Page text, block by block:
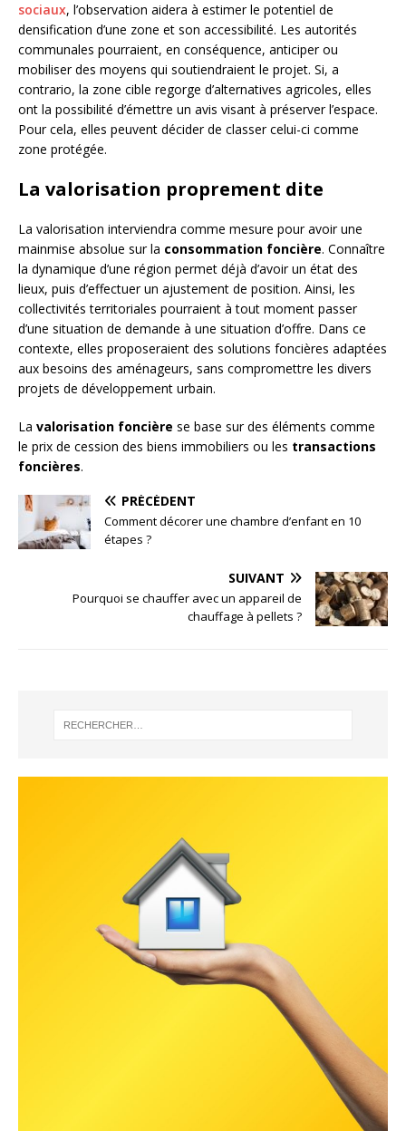
sociaux, l’observation aidera à estimer le potentiel de
densification d’une zone et son accessibilité. Les autorités
communales pourraient, en conséquence, anticiper ou
mobiliser des moyens qui soutiendraient le projet. Si, a
contrario, la zone cible regorge d’alternatives agricoles, elles
ont la possibilité d’émettre un avis visant à préserver l’espace.
Pour cela, elles peuvent décider de classer celui-ci comme
zone protégée.
La valorisation proprement dite
La valorisation interviendra comme mesure pour avoir une
mainmise absolue sur la consommation foncière. Connaître
la dynamique d’une région permet déjà d’avoir un état des
lieux, puis d’effectuer un ajustement de position. Ainsi, les
collectivités territoriales pourraient à tout moment passer
d’une situation de demande à une situation d’offre. Dans ce
contexte, elles proposeraient des solutions foncières adaptées
aux besoins des aménageurs, sans compromettre les divers
projets de développement urbain.
La valorisation foncière se base sur des éléments comme
le prix de cession des biens immobiliers ou les transactions
foncières.
PRÉCÉDENT
Comment décorer une chambre d’enfant en 10
étapes ?
SUIVANT
Pourquoi se chauffer avec un appareil de
chauffage à pellets ?